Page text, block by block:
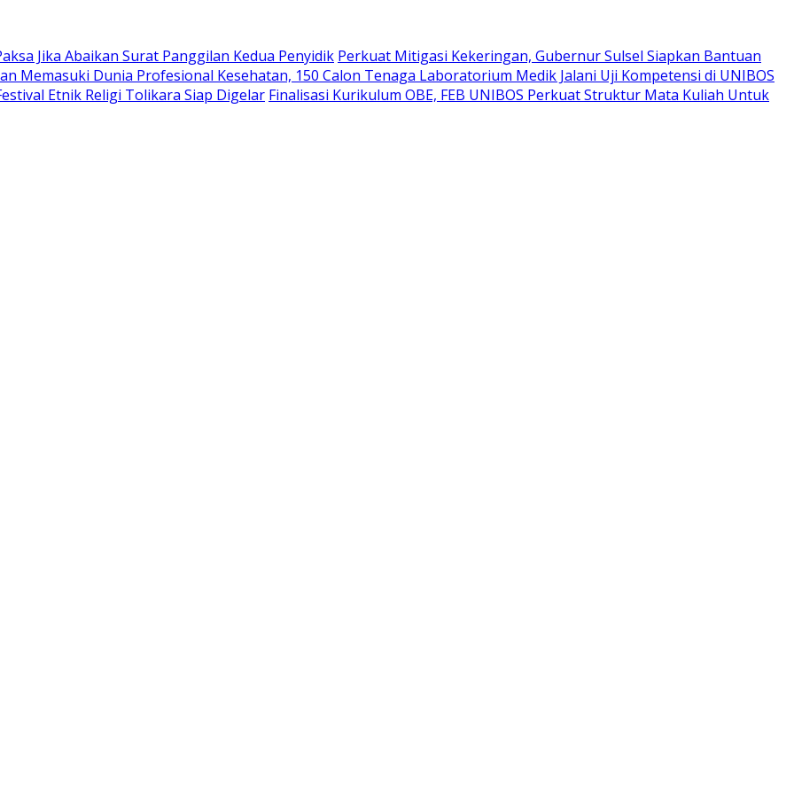
Jika Abaikan Surat Panggilan Kedua Penyidik Perkuat Mitigasi Kekeringan, Gubernur Sulsel Siapkan Bantuan
Memasuki Dunia Profesional Kesehatan, 150 Calon Tenaga Laboratorium Medik Jalani Uji Kompetensi di UNIBOS
Etnik Religi Tolikara Siap Digelar Finalisasi Kurikulum OBE, FEB UNIBOS Perkuat Struktur Mata Kuliah Untuk